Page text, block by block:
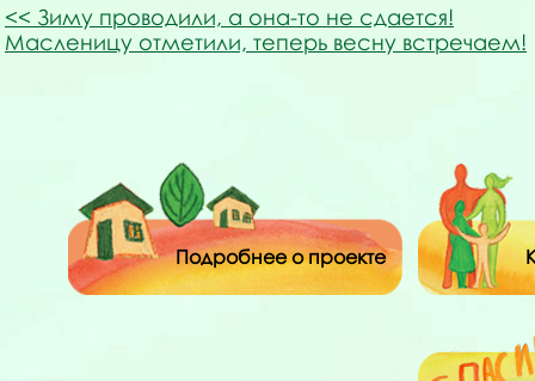
Зиму проводили, а она-то не сдается!
Масленицу отметили, теперь весну встречаем!
Подробнее о проекте